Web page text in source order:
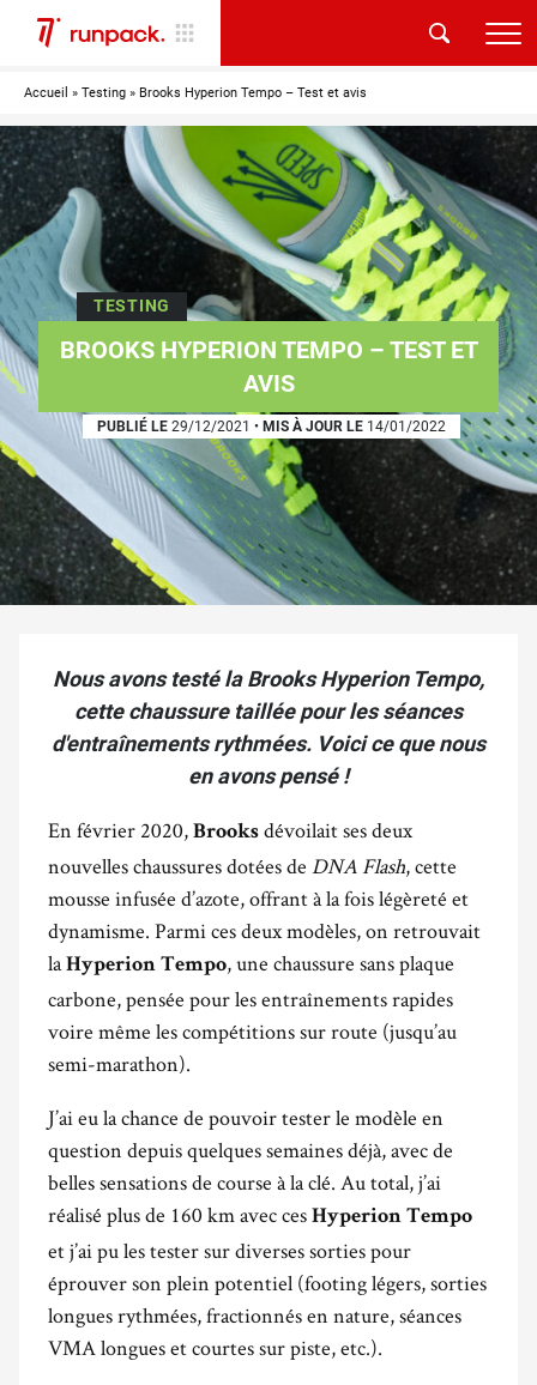
Accueil » Testing » Brooks Hyperion Tempo – Test et avis
TESTING
BROOKS HYPERION TEMPO – TEST ET
AVIS
PUBLIÉ LE 29/12/2021 • MIS À JOUR LE 14/01/2022
Nous avons testé la Brooks Hyperion Tempo,
cette chaussure taillée pour les séances
d'entraînements rythmées. Voici ce que nous
en avons pensé !
En février 2020, Brooks dévoilait ses deux
nouvelles chaussures dotées de DNA Flash, cette
mousse infusée d’azote, offrant à la fois légèreté et
dynamisme. Parmi ces deux modèles, on retrouvait
laHyperion Tempo, une chaussure sans plaque
carbone, pensée pour les entraînements rapides
voire même les compétitions sur route (jusqu’au
semi-marathon).
J’ai eu la chance de pouvoir tester le modèle en
question depuis quelques semaines déjà, avec de
belles sensations de course à la clé. Au total, j’ai
réalisé plus de 160 km avec ces Hyperion Tempo
et j’ai pu les tester sur diverses sorties pour
éprouver son plein potentiel (footing légers, sorties
longues rythmées, fractionnés en nature, séances
VMA longues et courtes sur piste, etc.).